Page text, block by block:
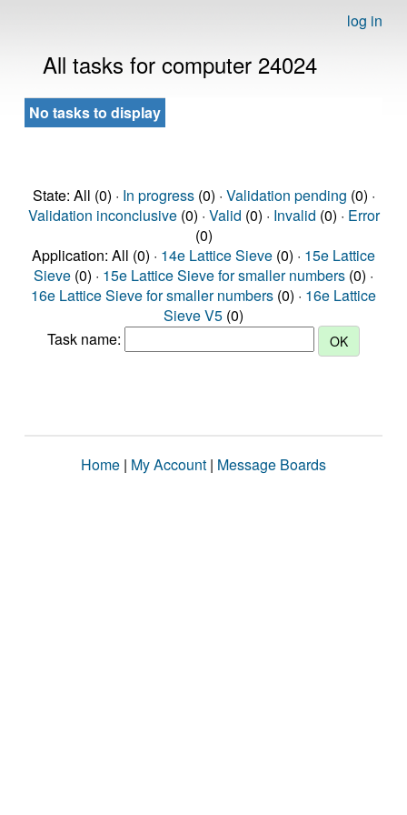
log in
All tasks for computer 24024
No tasks to display
State: All (0) · In progress(0) · Validation pending (0) ·
Validation inconclusive(0) · Valid (0) · Invalid (0) · Error
(0)
Application: All (0) · 14e Lattice Sieve (0) · 15e Lattice
Sieve (0) · 15e Lattice Sieve for smaller numbers (0) ·
16e Lattice Sieve for smaller numbers (0) · 16e Lattice
Sieve V5 (0)
Task name:
Home | My Account | Message Boards